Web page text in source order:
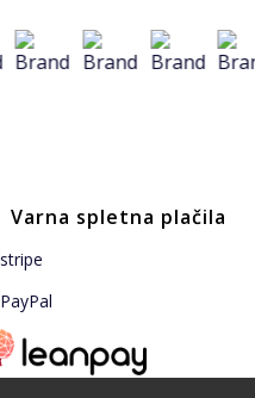
Varna spletna plačila